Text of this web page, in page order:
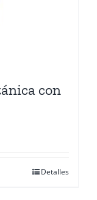
con
Detalles